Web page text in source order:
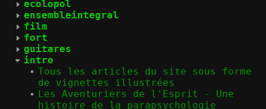
ecolopol
ensembleintegral
film
fort
guitares
intro
Tous les articles du site sous forme
de vignettes illustrées
Les Aventuriers de l'Esprit - Une
histoire de la parapsychologie